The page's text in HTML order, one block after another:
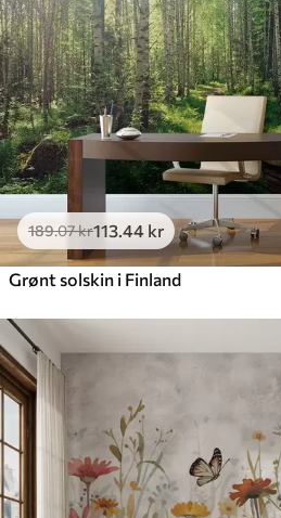
189.07kr113 .44 kr
Grønt solskin i Finland